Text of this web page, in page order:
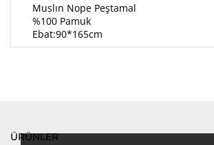
Muslın Nope Peştamal
%100 Pamuk
Ebat:90*165cm
ÜRÜNLER